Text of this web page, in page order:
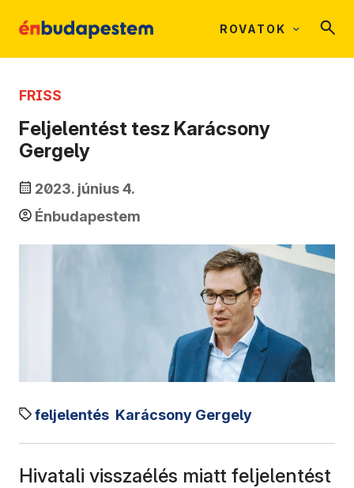
ROVATOK
FRISS
Feljelentést tesz Karácsony
Gergely
2023. június 4.
Énbudapestem
feljelentés Karácsony Gergely
Hivatali visszaélés miatt feljelentést